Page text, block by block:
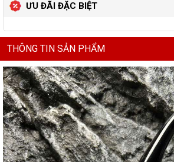
ƯU ĐÃI ĐẶC BIỆT
THÔNG TIN SẢN PHẨM